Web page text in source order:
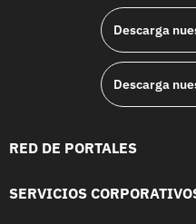
Descarga
Descarga
RED DE PORTALES
SERVICIOS